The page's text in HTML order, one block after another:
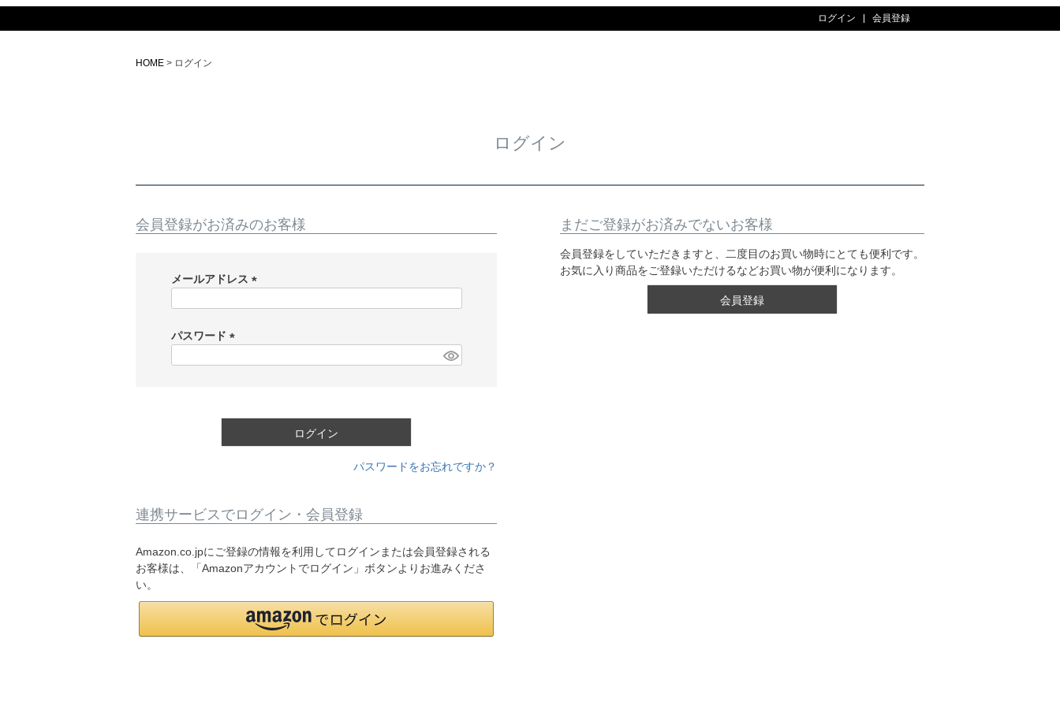
ログイン 会員登録
HOME ログイン
ログイン
会員登録がお済みのお客様
メールアドレス
)
パスワード
ログイン
パスワードをお忘れですか？
連携サービスでログイン・会員登録
Amazon.co.jpにご登録の情報を利用してログインまたは会員登録される
お客様は、「Amazonアカウントでログイン」ボタンよりお進みくださ
い。
まだご登録がお済みでないお客様
会員登録をしていただきますと、二度目のお買い物時にとても便利です。
お気に入り商品をご登録いただけるなどお買い物が便利になります。
会員登録